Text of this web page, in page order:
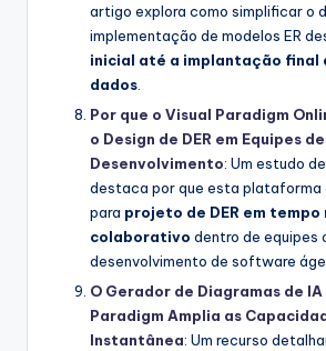
artigo explora como simplificar o
implementação de modelos ER
inicial até a implantação final
dados
Por que o Visual Paradigm
o Design de DER em Equipes de
Desenvolvimento: Um estudo
destaca por que esta plataforma
para projeto de DER em tempo
colaborativo dentro de equipes
desenvolvimento de software
O Gerador de Diagramas de IA
Paradigm Amplia as
Instantânea: Um recurso